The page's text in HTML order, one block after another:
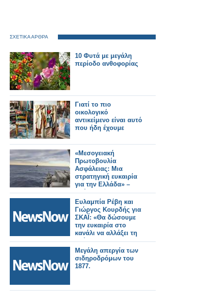
ΣΧΕΤΙΚΑ ΑΡΘΡΑ
10 Φυτά με μεγάλη
περίοδο ανθοφορίας
Γιατί το πιο
οικολογικό
αντικείμενο είναι αυτό
που ήδη έχουμε
«Μεσογειακή
Πρωτοβουλία
Ασφάλειας: Μια
στρατηγική ευκαιρία
για την Ελλάδα» –
Ανάλυση του
Κωνσταντίνου
Μπαλωμένου
Ευλαμπία Ρέβη και
Γιώργος Κουρδής για
ΣΚΑΪ: «Θα δώσουμε
την ευκαιρία στο
κανάλι να αλλάξει τη
στάση του»
Μεγάλη απεργία των
σιδηροδρόμων του
1877.